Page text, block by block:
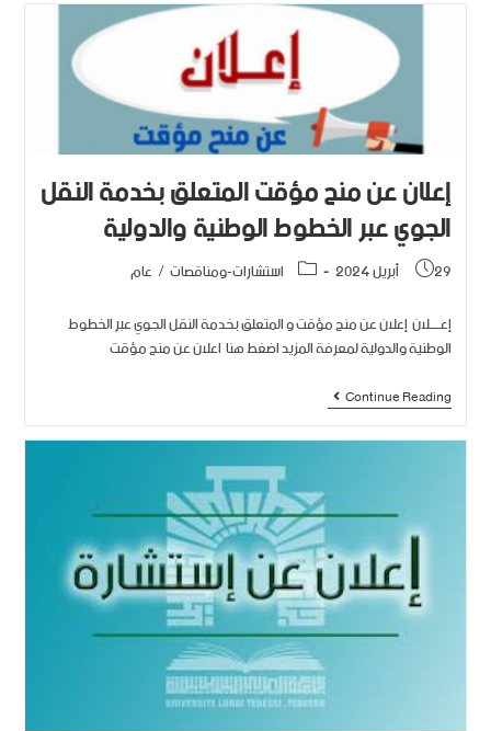
إعلان عن منح مؤقت المتعلق بخدمة النقل
الجوي عبر الخطوط الوطنية والدولية
29 أبريل 2024 استشارات-ومناقصات/عام
إعـــــلان إعلان عن منح مؤقت و المتعلق بخدمة النقل الجوي عبر الخطوط
الوطنية والدولية لمعرفة المزيد اضغط هنا اعلان عن منح مؤقت
Continue Reading